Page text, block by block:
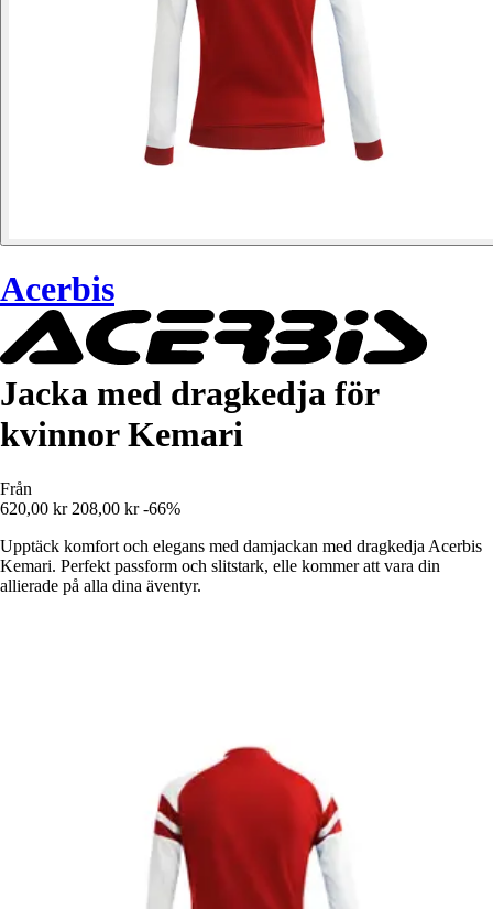
Acerbis
Jacka med dragkedja för
kvinnor Kemari
Från
620,00 kr 208,00 kr -66%
Upptäck komfort och elegans med damjackan med dragkedja Acerbis
Kemari. Perfekt passform och slitstark, elle kommer att vara din
allierade på alla dina äventyr.